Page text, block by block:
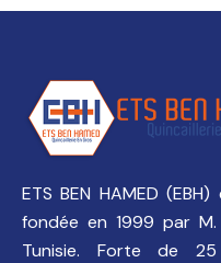
ETS BEN HAMED
fondée en 1999 par
Tunisie. Forte de